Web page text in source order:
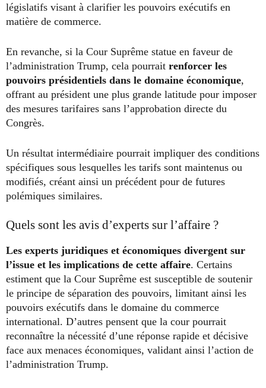
législatifs visant à clarifier les pouvoirs exécutifs en
matière de commerce.
En revanche, si la Cour Suprême statue en faveur de
l’administration Trump, cela pourrait renforcer les
pouvoirs présidentiels dans le domaine économique,
offrant au président une plus grande latitude pour imposer
des mesures tarifaires sans l’approbation directe du
Congrès.
Un résultat intermédiaire pourrait impliquer des conditions
spécifiques sous lesquelles les tarifs sont maintenus ou
modifiés, créant ainsi un précédent pour de futures
polémiques similaires.
Quels sont les avis d’experts sur l’affaire ?
Les experts juridiques et économiques divergent sur
l’issue et les implications de cette affaire. Certains
estiment que la Cour Suprême est susceptible de soutenir
le principe de séparation des pouvoirs, limitant ainsi les
pouvoirs exécutifs dans le domaine du commerce
international. D’autres pensent que la cour pourrait
reconnaître la nécessité d’une réponse rapide et décisive
face aux menaces économiques, validant ainsi l’action de
l’administration Trump.